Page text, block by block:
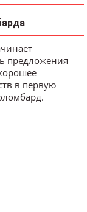
предложения
в первую